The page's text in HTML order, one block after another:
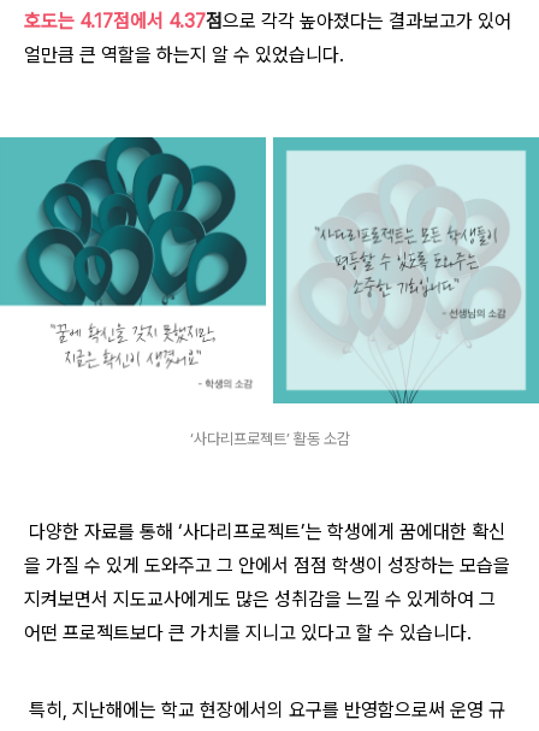
호도는 4.17점에서 4.37점으로 각각 높아졌다는 결과보고가 있어
얼만큼 큰 역할을 하는지 알 수 있었습니다.
‘사다리프로젝트’ 활동 소감
다양한 자료를 통해 ‘사다리프로젝트’는 학생에게 꿈에대한 확신
을 가질 수 있게 도와주고 그 안에서 점점 학생이 성장하는 모습을
지켜보면서 지도교사에게도 많은 성취감을 느낄 수 있게하여 그
어떤 프로젝트보다 큰 가치를 지니고 있다고 할 수 있습니다.
특히, 지난해에는 학교 현장에서의 요구를 반영함으로써 운영 규